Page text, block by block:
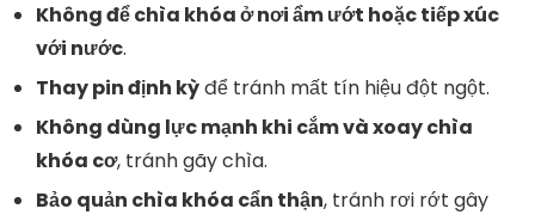
Không để chìa khóa ở nơi ẩm ướt hoặc tiếp xúc
với nước.
Thay pin định kỳđể tránh mất tín hiệu đột ngột.
Không dùng lực mạnh khi cắm và xoay chìa
khóa cơ, tránh gãy chìa.
Bảo quản chìa khóa cẩn thận, tránh rơi rớt gây